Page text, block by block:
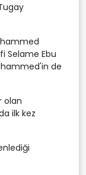
Selame Ebu
de
olan
ilk kez